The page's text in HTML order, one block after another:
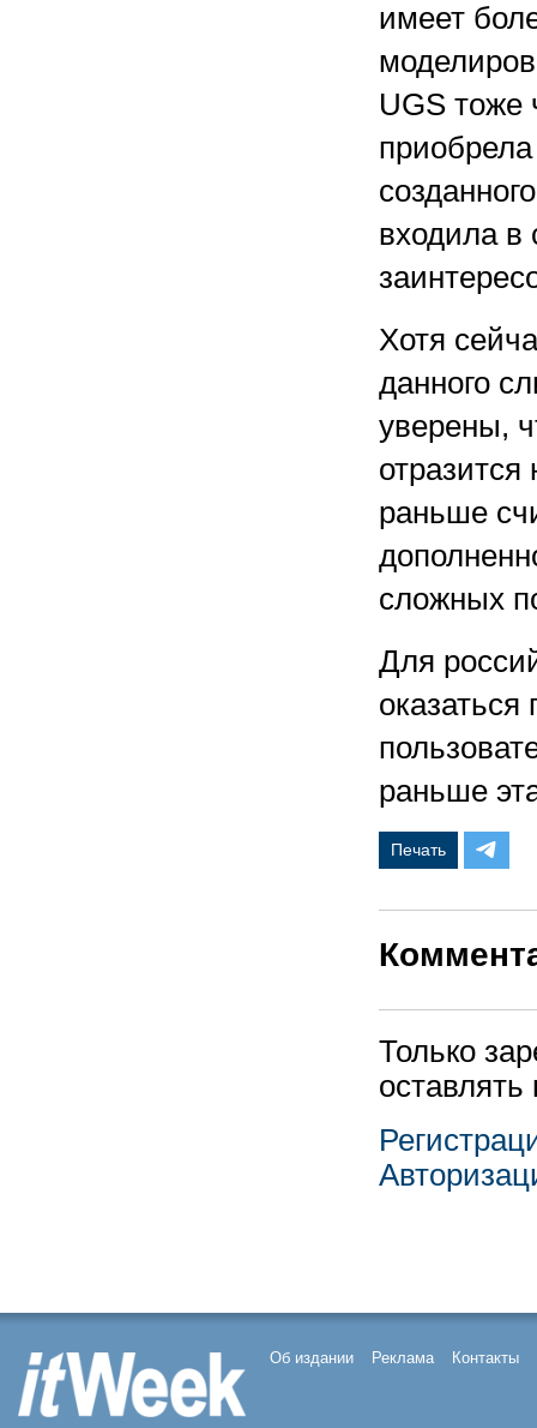
имеет
UGS тоже
входила в
Хотя
данного
уверены,
раньше
сложных
Для
раньше
Печать
Только
Об издании Реклама Контакты